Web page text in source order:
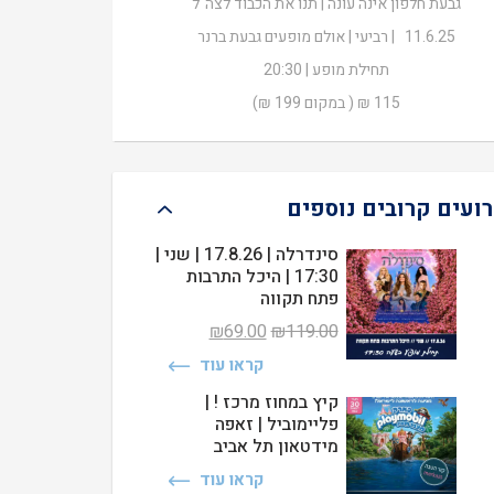
₪199.00.
₪115.00.
11.6.25 | רביעי | אולם מופעים גבעת ברנר
תחילת מופע | 20:30
115 ₪ ( במקום 199 ₪)
קרובים נוספים
סינדרלה | 17.8.26 | שני |
17:30 | היכל התרבות
פתח תקווה
₪119.00
המחיר
היה:
₪119.00.
₪69.00
הוא:
₪69.00.
קראו עוד
קיץ במחוז מרכז ! |
פליימוביל | זאפה
מידטאון תל אביב
קראו עוד